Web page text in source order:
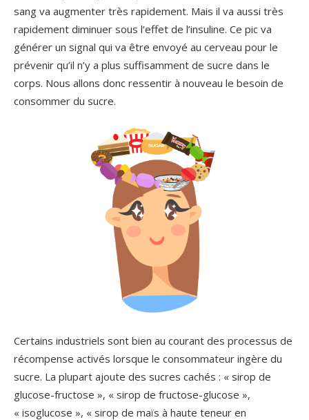
sang va augmenter très rapidement. Mais il va aussi très
rapidement diminuer sous l’effet de l’insuline. Ce pic va
générer un signal qui va être envoyé au cerveau pour le
prévenir qu’il n’y a plus suffisamment de sucre dans le
corps. Nous allons donc ressentir à nouveau le besoin de
consommer du sucre.
Certains industriels sont bien au courant des processus de
récompense activés lorsque le consommateur ingère du
sucre. La plupart ajoute des sucres cachés : « sirop de
glucose-fructose », « sirop de fructose-glucose »,
« isoglucose », « sirop de maïs à haute teneur en